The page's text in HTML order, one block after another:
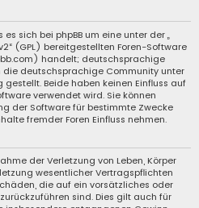
sich bei phpBB um eine unter der „
“ (GPL) bereitgestellten Foren-Software
) handelt; deutschsprachige
deutschsprachige Community unter
gestellt. Beide haben keinen Einfluss auf
verwendet wird. Sie können
der Software für bestimmte Zwecke
fremder Foren Einfluss nehmen.
der Verletzung von Leben, Körper
wesentlicher Vertragspflichten
die auf ein vorsätzliches oder
sind. Dies gilt auch für